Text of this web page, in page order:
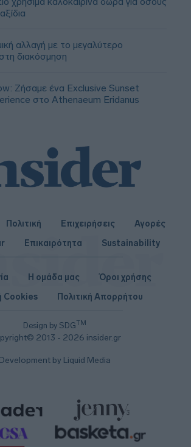
αλλαγή με το μεγαλύτερο
διακόσμηση
Ζήσαμε ένα Exclusive Sunset
στο Athenaeum Eridanus
Πολιτική Επιχειρήσεις
Αγορές
Επικαιρότητα Sustainability
Design by SDGTM
2013 - 2026 insider.gr
Η ομάδα μας
Όροι χρήσης
Cookies
Πολιτική Απορρήτου
Development by Liquid Media